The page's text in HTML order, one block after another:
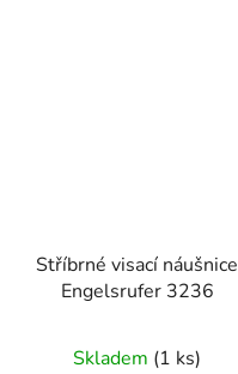
Stříbrné visací náušnice
Engelsrufer 3236
Skladem (1 ks)